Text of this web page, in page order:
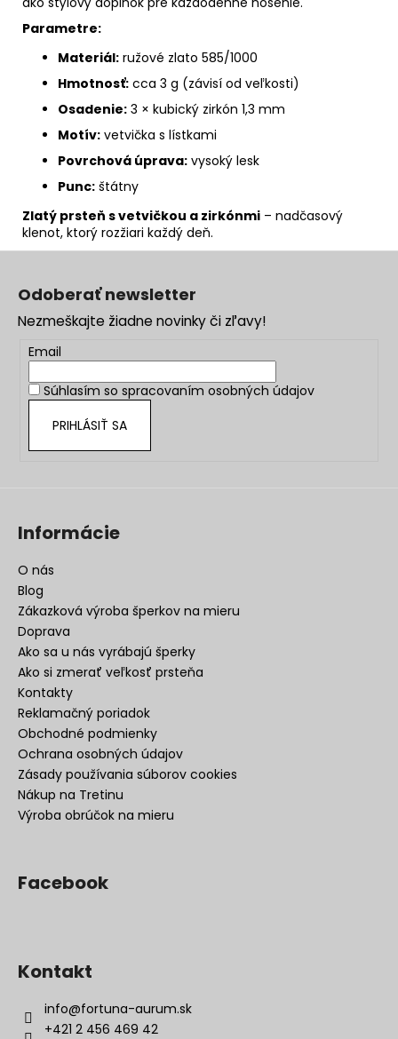
Parametre:
Materiál: ružové zlato 585/1000
Hmotnosť: cca 3 g (závisí od veľkosti)
Osadenie: 3 × kubický zirkón 1,3 mm
Motív: vetvička s lístkami
Povrchová úprava: vysoký lesk
Punc: štátny
Zlatý prsteň s vetvičkou a zirkónmi – nadčasový
klenot, ktorý rozžiari každý deň.
Odoberať newsletter
Nezmeškajte žiadne novinky či zľavy!
Email
Súhlasím so spracovaním osobných údajov
PRIHLÁSIŤ SA
Informácie
O nás
Blog
Zákazková výroba šperkov na mieru
Doprava
Ako sa u nás vyrábajú šperky
Ako si zmerať veľkosť prsteňa
Kontakty
Reklamačný poriadok
Obchodné podmienky
Ochrana osobných údajov
Zásady používania súborov cookies
Nákup na Tretinu
Výroba obrúčok na mieru
Facebook
Kontakt
info@fortuna-aurum.sk
+421 2 456 469 42